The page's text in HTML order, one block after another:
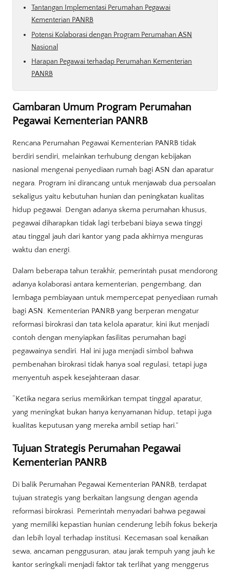
Tantangan Implementasi Perumahan Pegawai
Kementerian PANRB
Potensi Kolaborasi dengan Program Perumahan ASN
Nasional
Harapan Pegawai terhadap Perumahan Kementerian
PANRB
Gambaran Umum Program Perumahan
Pegawai Kementerian PANRB
Rencana Perumahan Pegawai Kementerian PANRB tidak
berdiri sendiri, melainkan terhubung dengan kebijakan
nasional mengenai penyediaan rumah bagi ASN dan aparatur
negara. Program ini dirancang untuk menjawab dua persoalan
sekaligus yaitu kebutuhan hunian dan peningkatan kualitas
hidup pegawai. Dengan adanya skema perumahan khusus,
pegawai diharapkan tidak lagi terbebani biaya sewa tinggi
atau tinggal jauh dari kantor yang pada akhirnya menguras
waktu dan energi.
Dalam beberapa tahun terakhir, pemerintah pusat mendorong
adanya kolaborasi antara kementerian, pengembang, dan
lembaga pembiayaan untuk mempercepat penyediaan rumah
bagi ASN. Kementerian PANRB yang berperan mengatur
reformasi birokrasi dan tata kelola aparatur, kini ikut menjadi
contoh dengan menyiapkan fasilitas perumahan bagi
pegawainya sendiri. Hal ini juga menjadi simbol bahwa
pembenahan birokrasi tidak hanya soal regulasi, tetapi juga
menyentuh aspek kesejahteraan dasar.
“Ketika negara serius memikirkan tempat tinggal aparatur,
yang meningkat bukan hanya kenyamanan hidup, tetapi juga
kualitas keputusan yang mereka ambil setiap hari.”
Tujuan Strategis Perumahan Pegawai
Kementerian PANRB
Di balik Perumahan Pegawai Kementerian PANRB, terdapat
tujuan strategis yang berkaitan langsung dengan agenda
reformasi birokrasi. Pemerintah menyadari bahwa pegawai
yang memiliki kepastian hunian cenderung lebih fokus bekerja
dan lebih loyal terhadap institusi. Kecemasan soal kenaikan
sewa, ancaman penggusuran, atau jarak tempuh yang jauh ke
kantor seringkali menjadi faktor tak terlihat yang menggerus